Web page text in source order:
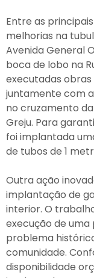
Entre as
melhorias na
Avenida General
boca de lobo na
executadas obras
juntamente com
no cruzamento
Greju. Para
foi implantada
de tubos de 1
Outra ação
implantação de
interior. O
execução de
problema
comunidade.
disponibilidade